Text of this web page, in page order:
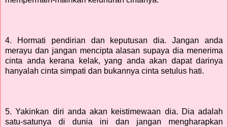
4. Hormati pendirian dan keputusan dia. Jangan anda
merayu dan jangan mencipta alasan supaya dia menerima
cinta anda kerana kelak, yang anda akan dapat darinya
hanyalah cinta simpati dan bukannya cinta setulus hati.
5. Yakinkan diri anda akan keistimewaan dia. Dia adalah
satu-satunya di dunia ini dan jangan mengharapkan